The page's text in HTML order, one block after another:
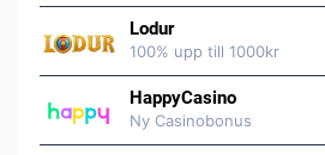
Lodur
100% upp till 1000kr
HappyCasino
Ny Casinobonus